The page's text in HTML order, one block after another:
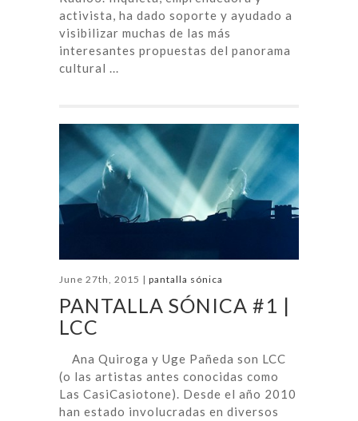
activista, ha dado soporte y ayudado a
visibilizar muchas de las más
interesantes propuestas del panorama
cultural ...
June 27th, 2015 | pantalla sónica
PANTALLA SÓNICA #1 |
LCC
Ana Quiroga y Uge Pañeda son LCC
(o las artistas antes conocidas como
Las CasiCasiotone). Desde el año 2010
han estado involucradas en diversos